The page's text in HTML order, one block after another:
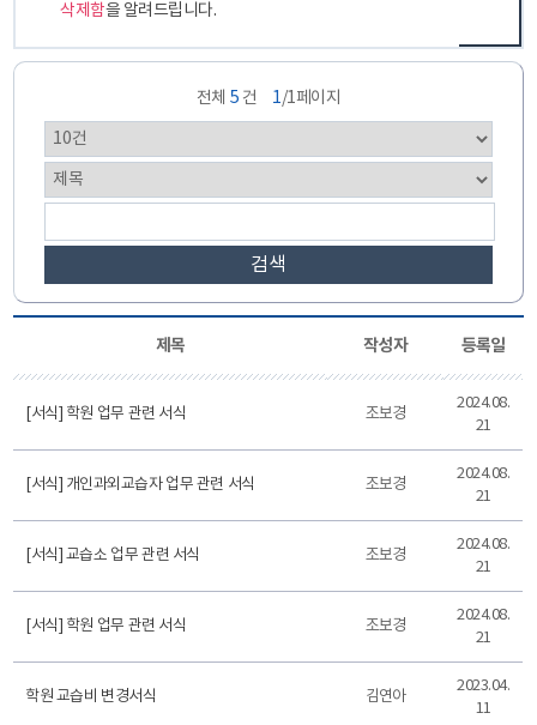
삭제함을 알려드립니다.
전체 5 건 1/1페이지
검색
제목 작성자 등록일
[서식] 학원 업무 관련 서식 조보경
2024.08.
21
[서식] 개인과외교습자 업무 관련 서식 조보경
2024.08.
21
[서식] 교습소 업무 관련 서식 조보경
2024.08.
21
[서식] 학원 업무 관련 서식 조보경
2024.08.
21
학원 교습비 변경서식 김연아
2023.04.
11